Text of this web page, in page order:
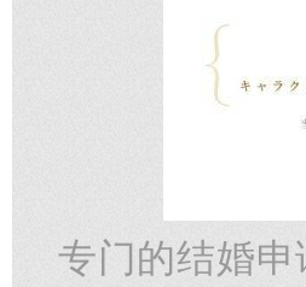
专门的结婚